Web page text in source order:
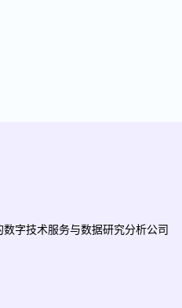
字技术服务与数据研究分析公司